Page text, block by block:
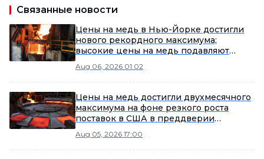
Связанные новости
Цены на медь в Нью-Йорке достигли
нового рекордного максимума;
высокие цены на медь подавляют
секторах, премии под давлением
[Утренний брифинг SMM по меди]
Aug 06, 2026 01:02
Цены на медь достигли двухмесячного
максимума на фоне резкого роста
поставок в США в преддверии
Aug 05, 2026 17:00